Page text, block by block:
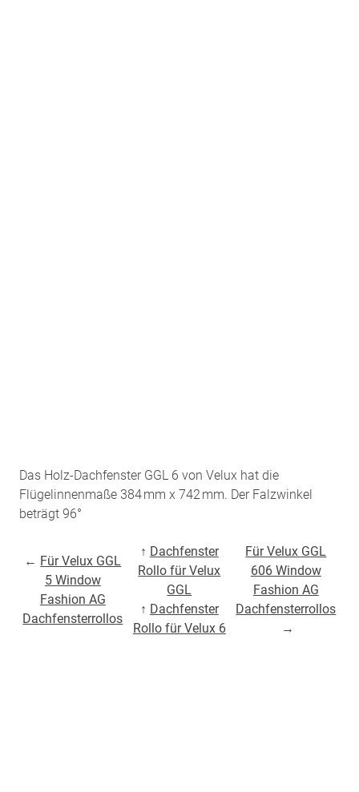
Das Holz-Dachfenster GGL 6 von Velux hat die
Flügelinnenmaße 384 mm x 742 mm. Der Falzwinkel
beträgt 96°
← Für Velux GGL
5 Window
Fashion AG
Dachfensterrollos
↑ Dachfenster
Rollo für Velux
GGL
↑ Dachfenster
Rollo für Velux 6
Für Velux GGL
606 Window
Fashion AG
Dachfensterrollos
→